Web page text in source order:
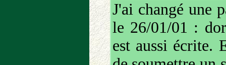
J'ai changé une
le 26/01/01 :
est aussi écrite.